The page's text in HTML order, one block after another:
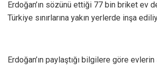
Erdoğan’ın sözünü ettiği 77 bin briket ev
Türkiye sınırlarına yakın yerlerde inşa
Erdoğan’ın paylaştığı bilgilere göre evlerin